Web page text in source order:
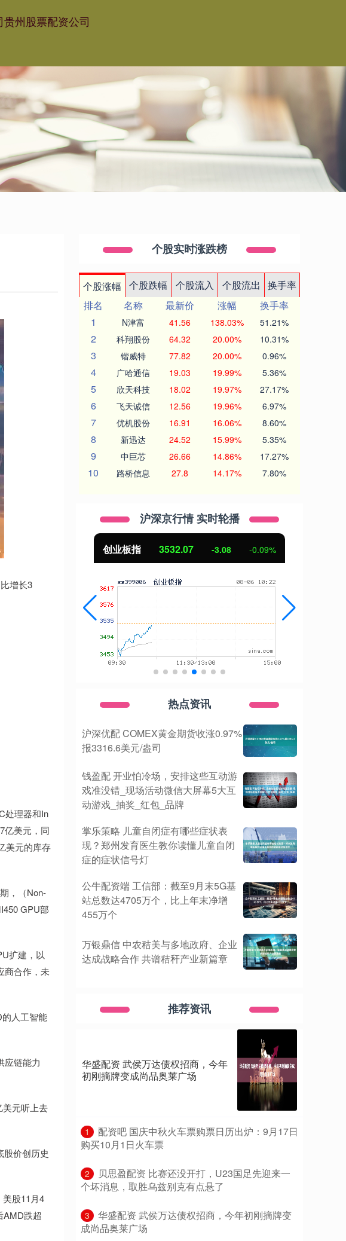
贵州股票配资公司
增长3
处理器和In
亿美元，同
美元的库存
，（Non-
GPU部
扩建，以
商合作，未
人工智能
应链能力
美元听上去
股价创历史
股11月4
AMD跌超
个股实时涨跌榜
个股涨幅 个股跌幅 个股流入 个股流出
换手率
排名
名称 最新价 涨幅
换手率
1
N津富 41.56 138.03% 51.21%
2 科翔股份 64.32 20.00% 10.31%
3 锴威特 77.82 20.00% 0.96%
4 广哈通信 19.03 19.99% 5.36%
5 欣天科技 18.02 19.97% 27.17%
6 飞天诚信 12.56 19.96% 6.97%
7 优机股份 16.91 16.06% 8.60%
8 新迅达 24.52 15.99% 5.35%
9 中巨芯 26.66 14.86% 17.27%
10 路桥信息 27.8 14.17% 7.80%
沪深京行情 实时轮播
创业板指 3532.07 -3.08 -0.09%
热点资讯
沪深优配 COMEX黄金期货收涨0.97%
报3316.6美元/盎司
钱盈配 开业怕冷场，安排这些互动游
戏准没错_现场活动微信大屏幕5大互
动游戏_抽奖_红包_品牌
掌乐策略 儿童自闭症有哪些症状表
现？郑州发育医生教你读懂儿童自闭
症的症状信号灯
公牛配资端 工信部：截至9月末5G基
站总数达4705万个，比上年末净增
455万个
万银鼎信 中农秸美与多地政府、企业
达成战略合作 共谱秸秆产业新篇章
推荐资讯
华盛配资 武侯万达债权招商，今年
初刚摘牌变成尚品奥莱广场
1
​配资吧 国庆中秋火车票购票日历出炉：9月17日
购买10月1日火车票
2
​贝思盈配资 比赛还没开打，U23国足先迎来一
个坏消息，取胜乌兹别克有点悬了
3
​华盛配资 武侯万达债权招商，今年初刚摘牌变
成尚品奥莱广场